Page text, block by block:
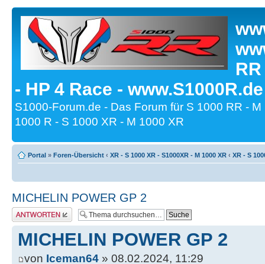
- HP 4 Race -
S1000-Forum.de - Das Forum für S 1000 RR -
1000 R - S 1000 XR - M 1000 XR
Portal » Foren-Übersicht ‹ XR - S 1000 XR - S1000XR - M 1000 XR ‹ XR - S
MICHELIN POWER GP 2
Antwort erstellen
MICHELIN POWER GP 2
von Iceman64 » 08.02.2024, 11:29